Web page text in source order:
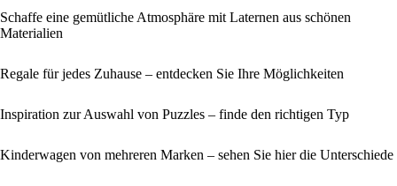
Schaffe eine gemütliche Atmosphäre mit Laternen aus schönen
Materialien
Regale für jedes Zuhause – entdecken Sie Ihre Möglichkeiten
Inspiration zur Auswahl von Puzzles – finde den richtigen Typ
Kinderwagen von mehreren Marken – sehen Sie hier die Unterschiede